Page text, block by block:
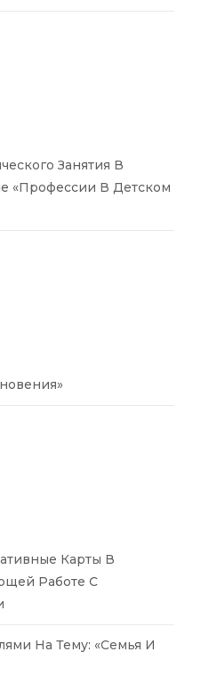
Занятия В
«Профессии В Детском
Карты В
Работе С
На Тему: «Семья И